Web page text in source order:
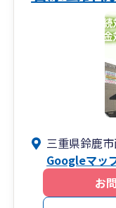
三重県鈴鹿
Googleマッ
お